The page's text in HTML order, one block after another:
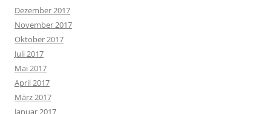
Dezember 2017
November 2017
Oktober 2017
Juli 2017
Mai 2017
April 2017
März 2017
Januar 2017